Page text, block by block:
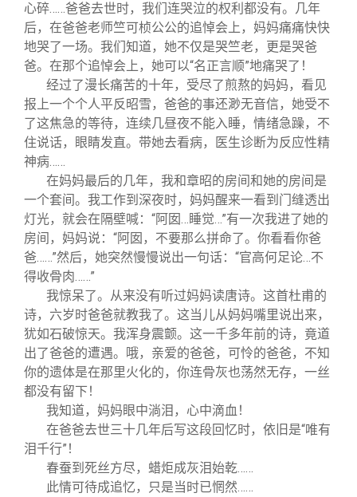
心碎……爸爸去世时，我们连哭泣的权利都没有。几年
后，在爸爸老师竺可桢公公的追悼会上，妈妈痛痛快快
地哭了一场。我们知道，她不仅是哭竺老，更是哭爸
爸。在那个追悼会上，她可以“名正言顺”地痛哭了！
经过了漫长痛苦的十年，受尽了煎熬的妈妈，看见
报上一个个人平反昭雪，爸爸的事还渺无音信，她受不
了这焦急的等待，连续几昼夜不能入睡，情绪急躁，不
住说话，眼睛发直。带她去看病，医生诊断为反应性精
神病……
在妈妈最后的几年，我和章昭的房间和她的房间是
一个套间。我工作到深夜时，妈妈醒来一看到门缝透出
灯光，就会在隔壁喊：“阿囡…睡觉…”有一次我进了她的
房间，妈妈说：“阿囡，不要那么拼命了。你看看你爸
爸……”然后，她突然慢慢说出一句话：“官高何足论…不
得收骨肉……”
我惊呆了。从来没有听过妈妈读唐诗。这首杜甫的
诗，六岁时爸爸就教我了。这当儿从妈妈嘴里说出来，
犹如石破惊天。我浑身震颤。这一千多年前的诗，竟道
出了爸爸的遭遇。哦，亲爱的爸爸，可怜的爸爸，不知
你的遗体是在那里火化的，你连骨灰也荡然无存，一丝
都没有留下！
我知道，妈妈眼中淌泪，心中滴血！
在爸爸去世三十几年后写这段回忆时，依旧是“唯有
泪千行”！
春蚕到死丝方尽，蜡炬成灰泪始乾……
此情可待成追忆，只是当时已惘然……